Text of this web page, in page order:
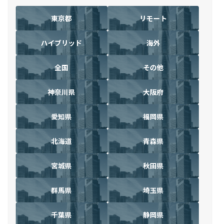
東京都 リモート
ハイブリッド 海外
全国 その他
神奈川県 大阪府
愛知県 福岡県
北海道 青森県
宮城県 秋田県
群馬県 埼玉県
千葉県 静岡県